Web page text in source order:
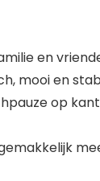
en
mooi en
op